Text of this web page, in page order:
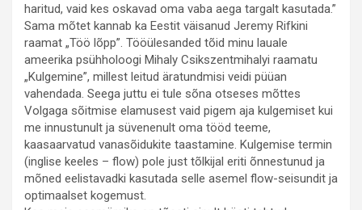
haritud, vaid kes oskavad oma vaba aega targalt kasutada.”
Sama mõtet kannab ka Eestit väisanud Jeremy Rifkini
raamat „Töö lõpp”. Tööülesanded tõid minu lauale
ameerika psühholoogi Mihaly Csikszentmihalyi raamatu
„Kulgemine”, millest leitud äratundmisi veidi püüan
vahendada. Seega juttu ei tule sõna otseses mõttes
Volgaga sõitmise elamusest vaid pigem aja kulgemiset kui
me innustunult ja süvenenult oma tööd teeme,
kaasaarvatud vanasõidukite taastamine. Kulgemise termin
(inglise keeles – flow) pole just tõlkijal eriti õnnestunud ja
mõned eelistavadki kasutada selle asemel flow-seisundit ja
optimaalset kogemust.